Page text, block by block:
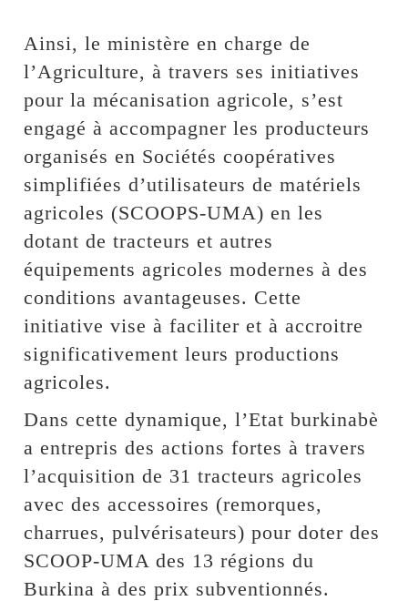
Ainsi, le ministère en charge de
l’Agriculture, à travers ses initiatives
pour la mécanisation agricole, s’est
engagé à accompagner les producteurs
organisés en Sociétés coopératives
simplifiées d’utilisateurs de matériels
agricoles (SCOOPS-UMA) en les
dotant de tracteurs et autres
équipements agricoles modernes à des
conditions avantageuses. Cette
initiative vise à faciliter et à accroitre
significativement leurs productions
agricoles.
Dans cette dynamique, l’Etat burkinabè
a entrepris des actions fortes à travers
l’acquisition de 31 tracteurs agricoles
avec des accessoires (remorques,
charrues, pulvérisateurs) pour doter des
SCOOP-UMA des 13 régions du
Burkina à des prix subventionnés.